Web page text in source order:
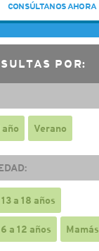
CONSÚLTANOS AHORA
POR:
Verano
a 18 años
a 12 años Mamás